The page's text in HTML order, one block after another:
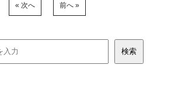
« 次へ 前へ »